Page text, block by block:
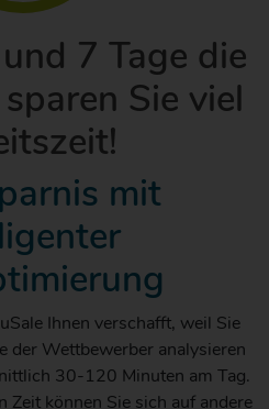
7 Tage die
Sie viel
mit
Ihnen verschafft, weil Sie
der Wettbewerber analysieren
30-120 Minuten am Tag.
Zeit können Sie sich auf andere